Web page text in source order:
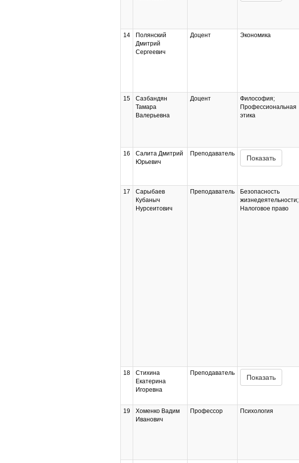
14
Полянский
Дмитрий
Сергеевич
Доцент Экономика
15
Сазбандян
Тамара
Валерьевна
Доцент
Философия;
Профессиональная
этика
16
Салита Дмитрий
Юрьевич
Преподаватель
Показать
17
Сарыбаев
Кубаныч
Нурсеитович
Преподаватель
Безопасность
жизнедеятельности;
Налоговое право
18
Стихина
Екатерина
Игоревна
Преподаватель
Показать
19
Хоменко Вадим
Иванович
Профессор Психология